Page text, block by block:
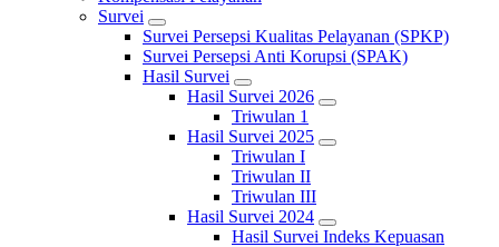
Survei
Survei Persepsi Kualitas Pelayanan (SPKP)
Survei Persepsi Anti Korupsi (SPAK)
Hasil Survei
Hasil Survei 2026
Triwulan 1
Hasil Survei 2025
Triwulan I
Triwulan II
Triwulan III
Hasil Survei 2024
Hasil Survei Indeks Kepuasan